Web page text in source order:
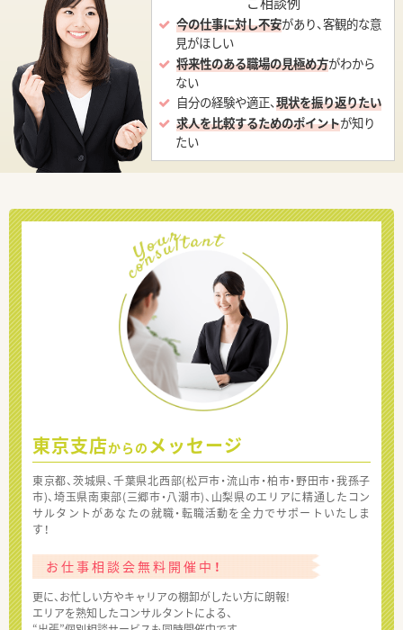
今の仕事に対し不安があり、客観的な意
見がほしい
将来性のある職場の見極め方がわから
ない
自分の経験や適正、現状を振り返りたい
求人を比較するためのポイントが知り
たい
東京支店からの メッセージ
東京都、茨城県、千葉県北西部(松戸市・流山市・柏市・野田市・我孫子
市)、埼玉県南東部(三郷市・八潮市)、山梨県のエリアに精通したコン
サルタントがあなたの就職・転職活動を全力でサポートいたしま
す！
お仕事相談会無料開催中！
更に、お忙しい方やキャリアの棚卸がしたい方に朗報!
エリアを熟知したコンサルタントによる、